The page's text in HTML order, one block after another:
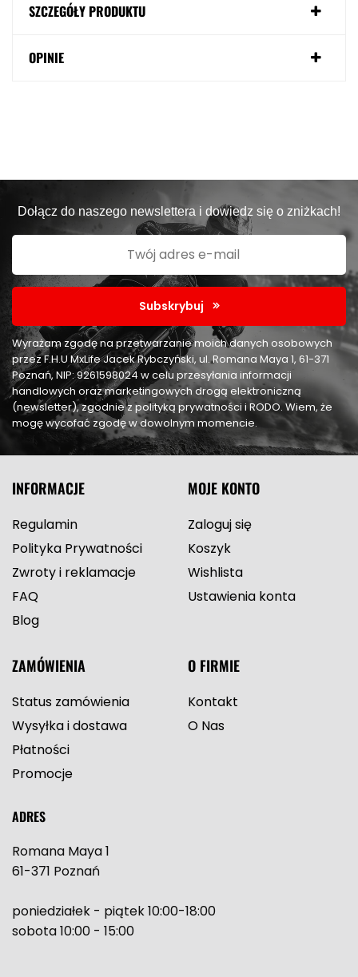
SZCZEGÓŁY PRODUKTU
OPINIE
Dołącz do naszego newslettera i dowiedz się o zniżkach!
Subskrybuj
Wyrażam zgodę na przetwarzanie moich danych osobowych
przez F.H.U MxLife Jacek Rybczyński, ul. Romana Maya 1, 61-371
Poznań, NIP: 9261598024 w celu przesyłania informacji
handlowych oraz marketingowych drogą elektroniczną
(newsletter), zgodnie z polityką prywatności i RODO. Wiem, że
mogę wycofać zgodę w dowolnym momencie.
INFORMACJE
Regulamin
Polityka Prywatności
Zwroty i reklamacje
FAQ
Blog
MOJE KONTO
Zaloguj się
Koszyk
Wishlista
Ustawienia konta
ZAMÓWIENIA
Status zamówienia
Wysyłka i dostawa
Płatności
Promocje
O FIRMIE
Kontakt
O Nas
ADRES
Romana Maya 1
61-371 Poznań
poniedziałek - piątek 10:00-18:00
sobota 10:00 - 15:00